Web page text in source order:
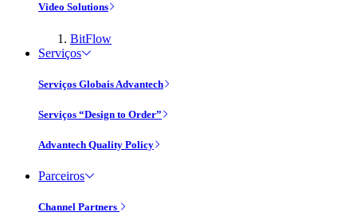
Video Solutions
BitFlow
Serviços
Serviços Globais Advantech
Serviços “Design to Order”
Advantech Quality Policy
Parceiros
Channel Partners